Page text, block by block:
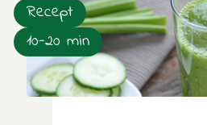
Recept
10-20 min